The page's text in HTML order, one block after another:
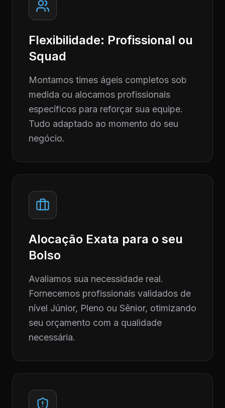
Flexibilidade: Profissional ou
Squad
Montamos times ágeis completos sob
medida ou alocamos profissionais
específicos para reforçar sua equipe.
Tudo adaptado ao momento do seu
negócio.
Alocação Exata para o seu
Bolso
Avaliamos sua necessidade real.
Fornecemos profissionais validados de
nível Júnior, Pleno ou Sênior, otimizando
seu orçamento com a qualidade
necessária.